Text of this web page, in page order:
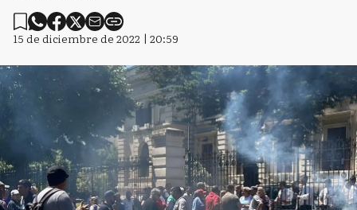
15 de diciembre de 2022 | 20:59